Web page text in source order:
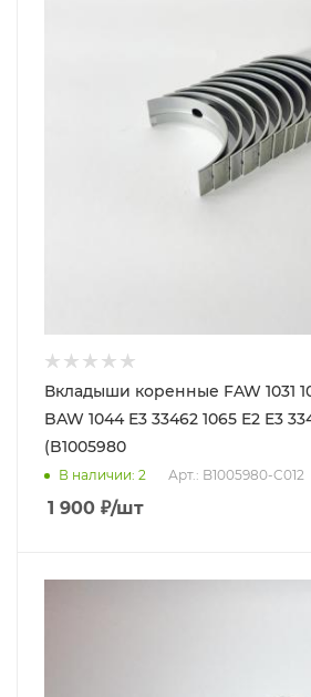
Вкладыши коренные FAW 1031
BAW 1044 E3 33462 1065 E2 E3
(B1005980
В наличии: 2 Арт.: B1005980-C012
1 900 ₽/шт